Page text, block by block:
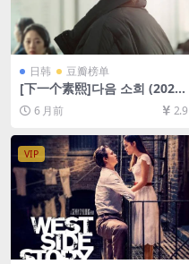
日韩 豆瓣榜单
[下一个素熙]다음 소희 (2022)
[百度网盘+夸克网盘1080P超
清未删减资源][网盘在线播放/
下载][MP4/8.7GB][中文字幕]
6 月前 2.9
VIP